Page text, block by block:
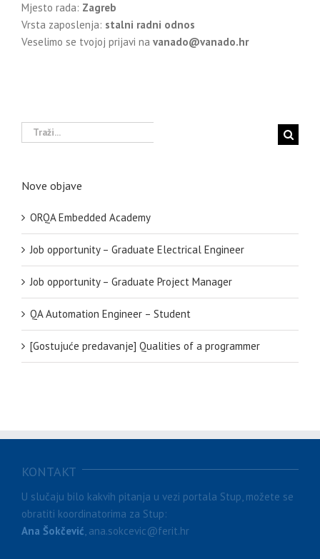
Mjesto rada: Zagreb
Vrsta zaposlenja: stalni radni odnos
Veselimo se tvojoj prijavi na vanado@vanado.hr
Traži...
Nove objave
ORQA Embedded Academy
Job opportunity – Graduate Electrical Engineer
Job opportunity – Graduate Project Manager
QA Automation Engineer – Student
[Gostujuće predavanje] Qualities of a programmer
KONTAKT
U slučaju bilo kakvih pitanja u vezi portala Stup, možete se
obratiti koordinatorima za Stup:
Ana Šokčević , ana.sokcevic@ferit.hr